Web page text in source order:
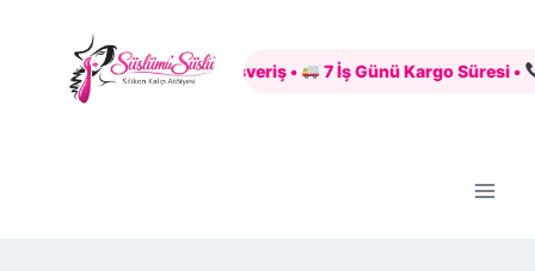
content
Güvenli Alışveriş • 7 İş Günü Kargo Süresi •